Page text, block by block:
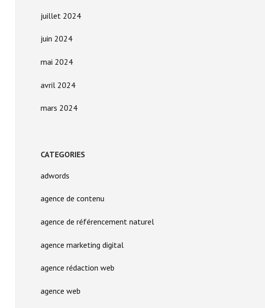
juillet 2024
juin 2024
mai 2024
avril 2024
mars 2024
CATEGORIES
adwords
agence de contenu
agence de référencement naturel
agence marketing digital
agence rédaction web
agence web